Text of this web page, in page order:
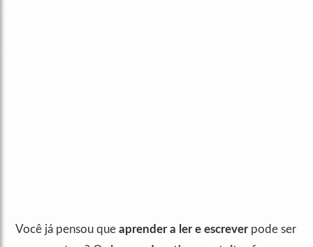
Você já pensou que aprender a ler e escreverpode ser